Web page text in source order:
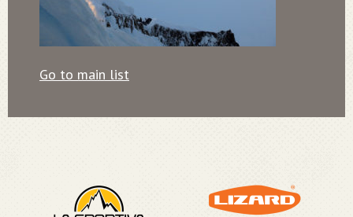
Go to main list